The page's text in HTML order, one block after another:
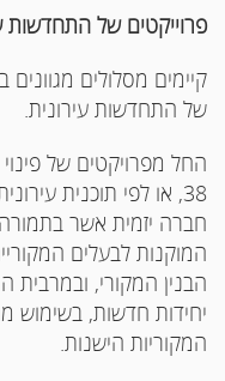
פרוייקטים של התחדשות
קיימים מסלולים מגוונים
של התחדשות עירונית.
החל מפרויקטים של
38, או לפי תוכנית
חברה יזמית אשר
המוקנות לבעלים
הבנין המקורי, ובמרבית
יחידות חדשות, בשימוש
המקוריות הישנות.